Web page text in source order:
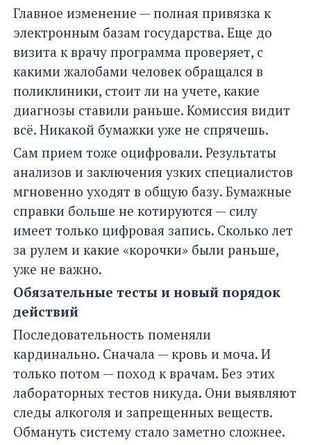
Главное изменение — полная привязка к
электронным базам государства. Еще до
визита к врачу программа проверяет, с
какими жалобами человек обращался в
поликлиники, стоит ли на учете, какие
диагнозы ставили раньше. Комиссия видит
всё. Никакой бумажки уже не спрячешь.
Сам прием тоже оцифровали. Результаты
анализов и заключения узких специалистов
мгновенно уходят в общую базу. Бумажные
справки больше не котируются — силу
имеет только цифровая запись. Сколько лет
за рулем и какие «корочки» были раньше,
уже не важно.
Обязательные тесты и новый порядок
действий
Последовательность поменяли
кардинально. Сначала — кровь и моча. И
только потом — поход к врачам. Без этих
лабораторных тестов никуда. Они выявляют
следы алкоголя и запрещенных веществ.
Обмануть систему стало заметно сложнее.